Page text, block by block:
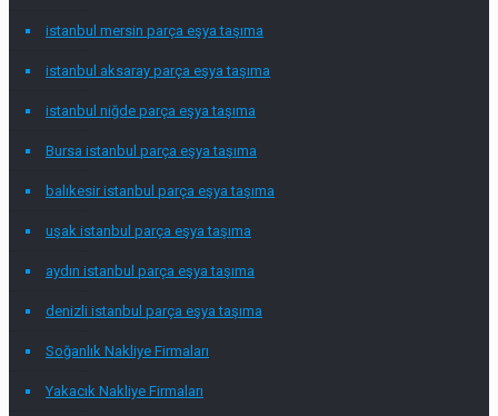
istanbul mersin parça eşya taşıma
istanbul aksaray parça eşya taşıma
istanbul niğde parça eşya taşıma
Bursa istanbul parça eşya taşıma
balıkesir istanbul parça eşya taşıma
uşak istanbul parça eşya taşıma
aydın istanbul parça eşya taşıma
denizli istanbul parça eşya taşıma
Soğanlık Nakliye Firmaları
Yakacık Nakliye Firmaları